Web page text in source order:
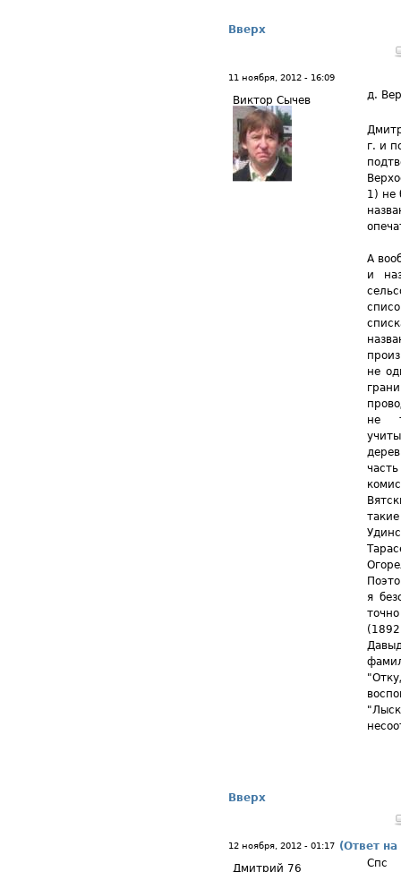
Вверх
11 ноября, 2012 - 16:09
Виктор Сычев д.
г. и
1) не
А
и
не
не
я
Вверх
12 ноября, 2012 - 01:17 (Ответ
Дмитрий 76
Спс